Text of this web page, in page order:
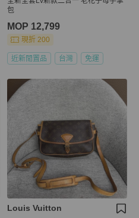
包
MOP 12,799
現折 200
近新閒置品 台灣 免運
Louis Vuitton